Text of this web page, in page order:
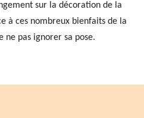
sur la décoration de la
à ces nombreux bienfaits de la
pas ignorer sa pose.